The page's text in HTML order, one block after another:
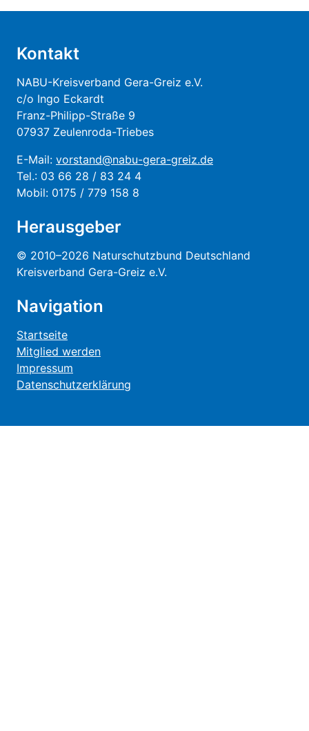
Kontakt
NABU-Kreisverband Gera-Greiz e.V.
c/o Ingo Eckardt
Franz-Philipp-Straße 9
07937 Zeulenroda-Triebes
E-Mail: vorstand@nabu-gera-greiz.de
Tel.: 03 66 28 / 83 24 4
Mobil: 0175 / 779 158 8
Herausgeber
© 2010–2026 Naturschutzbund Deutschland
Kreisverband Gera-Greiz e.V.
Navigation
Startseite
Mitglied werden
Impressum
Datenschutzerklärung